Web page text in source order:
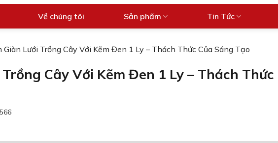
Về chúng tôi Sản phẩm Tin Tức
Giàn Lưới Trồng Cây Với Kẽm Đen 1 Ly – Thách Thức Của Sáng Tạo
Cây Với Kẽm Đen 1 Ly – Thách Thức